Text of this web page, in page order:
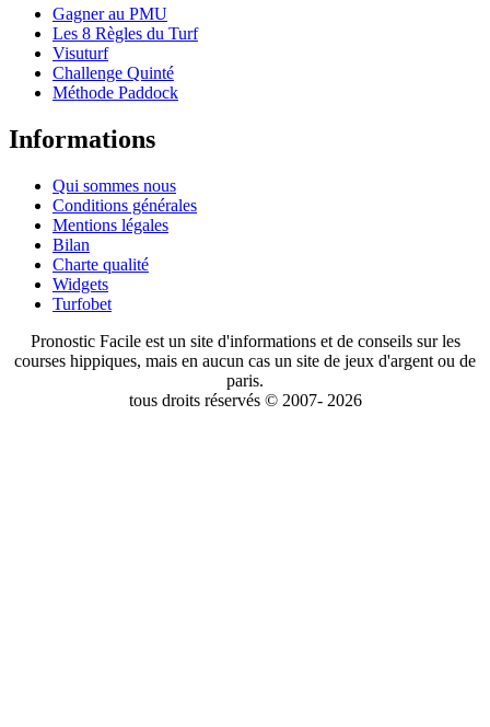
Gagner au PMU
Les 8 Règles du Turf
Visuturf
Challenge Quinté
Méthode Paddock
Informations
Qui sommes nous
Conditions générales
Mentions légales
Bilan
Charte qualité
Widgets
Turfobet
Pronostic Facile est un site d'informations et de conseils sur les
courses hippiques, mais en aucun cas un site de jeux d'argent ou de
paris.
tous droits réservés © 2007- 2026